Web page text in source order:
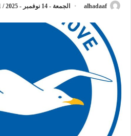
alhadaaf الجمعة - 14 نوفمبر - 2025 / 9:21 مساءً